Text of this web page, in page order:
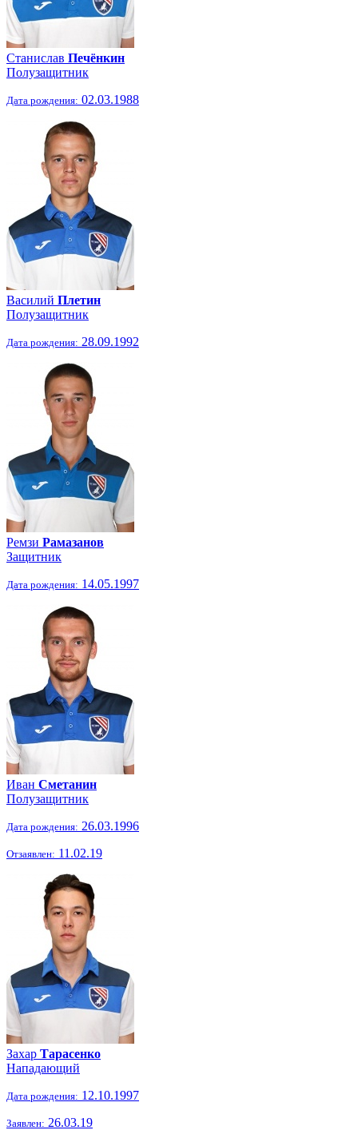
Станислав Печёнкин
Полузащитник
Дата рождения: 02.03.1988
Василий Плетин
Полузащитник
Дата рождения: 28.09.1992
Ремзи Рамазанов
Защитник
Дата рождения: 14.05.1997
Иван Сметанин
Полузащитник
Дата рождения: 26.03.1996
Отзаявлен: 11.02.19
Захар Тарасенко
Нападающий
Дата рождения: 12.10.1997
Заявлен: 26.03.19